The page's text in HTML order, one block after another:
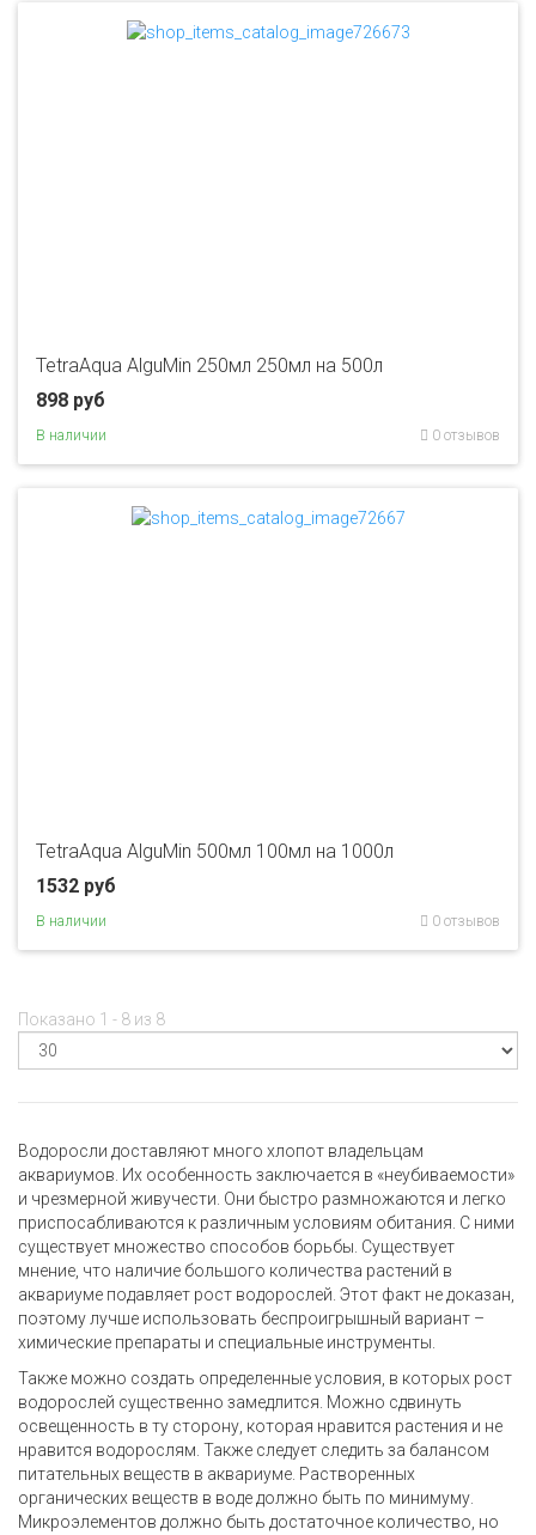
TetraAqua AlguMin 250мл 250мл на 500л
898 руб
В наличии 0 отзывов
TetraAqua AlguMin 500мл 100мл на 1000л
1532 руб
В наличии 0 отзывов
Показано 1 - 8 из 8
Водоросли доставляют много хлопот владельцам
аквариумов. Их особенность заключается в «неубиваемости»
и чрезмерной живучести. Они быстро размножаются и легко
приспосабливаются к различным условиям обитания. С ними
существует множество способов борьбы. Существует
мнение, что наличие большого количества растений в
аквариуме подавляет рост водорослей. Этот факт не доказан,
поэтому лучше использовать беспроигрышный вариант –
химические препараты и специальные инструменты.
Также можно создать определенные условия, в которых рост
водорослей существенно замедлится. Можно сдвинуть
освещенность в ту сторону, которая нравится растения и не
нравится водорослям. Также следует следить за балансом
питательных веществ в аквариуме. Растворенных
органических веществ в воде должно быть по минимуму.
Микроэлементов должно быть достаточное количество, но